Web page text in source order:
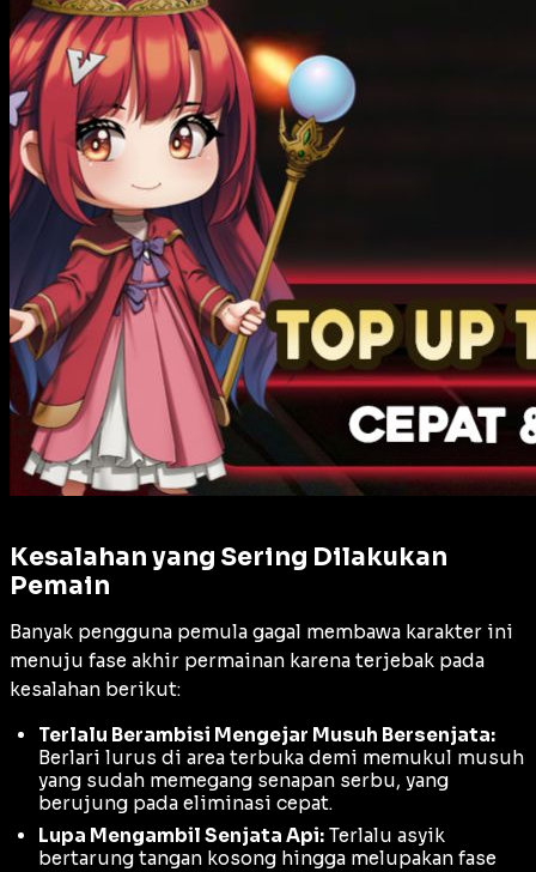
Kesalahan yang Sering Dilakukan
Pemain
Banyak pengguna pemula gagal membawa karakter ini
menuju fase akhir permainan karena terjebak pada
kesalahan berikut:
Terlalu Berambisi Mengejar Musuh Bersenjata:
Berlari lurus di area terbuka demi memukul musuh
yang sudah memegang senapan serbu, yang
berujung pada eliminasi cepat.
Lupa Mengambil Senjata Api: Terlalu asyik
bertarung tangan kosong hingga melupakan fase